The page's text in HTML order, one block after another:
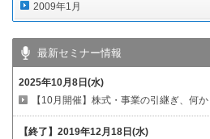
2009年1月
最新セミナー情報
2025年10月8日(水)
【10月開催】株式・事業の引継ぎ、何
【終了】 2019年12月18日(水)